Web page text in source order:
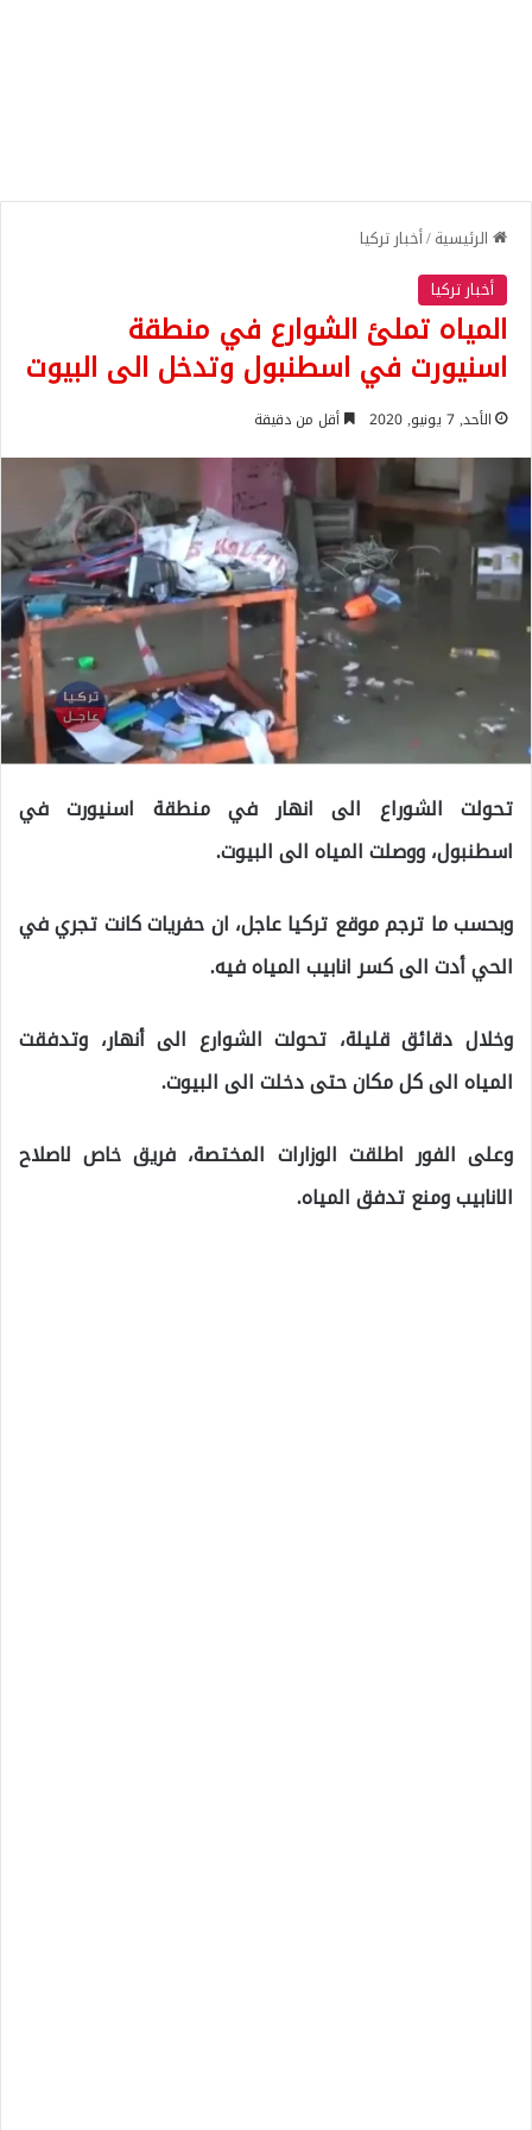
الرئيسية/أخبار تركيا
أخبار تركيا
المياه تملئ الشوارع في منطقة
اسنيورت في اسطنبول وتدخل الى البيوت
الأحد, 7 يونيو, 2020 أقل من دقيقة
تحولت الشوراع الى انهار في منطقة اسنيورت في
اسطنبول، ووصلت المياه الى البيوت.
وبحسب ما ترجم موقع تركيا عاجل، ان حفريات كانت تجري في
الحي أدت الى كسر انابيب المياه فيه.
وخلال دقائق قليلة، تحولت الشوارع الى أنهار، وتدفقت
المياه الى كل مكان حتى دخلت الى البيوت.
وعلى الفور اطلقت الوزارات المختصة، فريق خاص لاصلاح
الانابيب ومنع تدفق المياه.